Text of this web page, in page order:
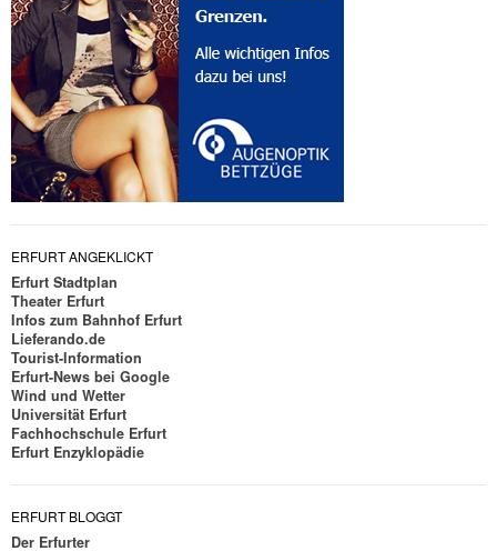
ERFURT ANGEKLICKT
Erfurt Stadtplan
Theater Erfurt
Infos zum Bahnhof Erfurt
Lieferando.de
Tourist-Information
Erfurt-News bei Google
Wind und Wetter
Universität Erfurt
Fachhochschule Erfurt
Erfurt Enzyklopädie
ERFURT BLOGGT
Der Erfurter